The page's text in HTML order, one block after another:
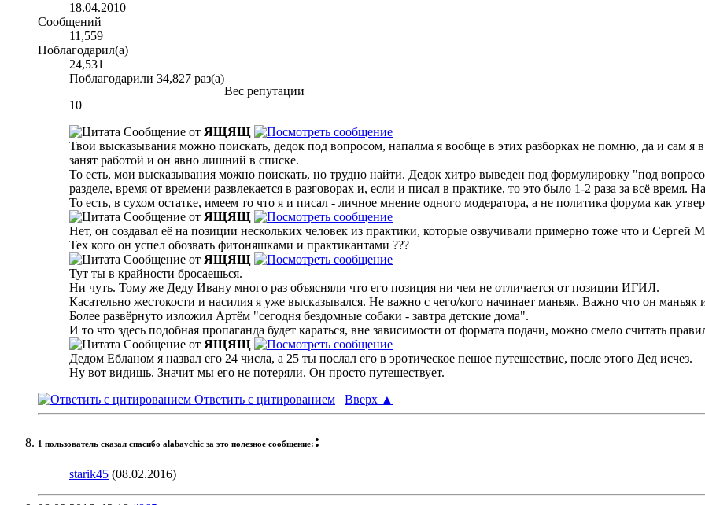
18.04.2010
Сообщений
11,559
Поблагодарил(а)
24,531
Поблагодарили 34,827 раз(а)
Вес репутации
10
Сообщение от ЯЩЯЩ
Твои высказывания можно поискать, дедок под вопросом, напалма я вообще в этих разборках не помню, да и сам я
занят работой и он явно лишний в списке.
То есть, мои высказывания можно поискать, но трудно найти. Дедок хитро выведен под формулировку "под
разделе, время от времени развлекается в разговорах и, если и писал в практике, то это было 1-2 раза за всё время.
То есть, в сухом остатке, имеем то что я и писал - личное мнение одного модератора, а не политика форума как
Сообщение от ЯЩЯЩ
Нет, он создавал её на позиции нескольких человек из практики, которые озвучивали примерно тоже что и Сергей
Тех кого он успел обозвать фитоняшками и практикантами ???
Сообщение от ЯЩЯЩ
Тут ты в крайности бросаешься.
Ни чуть. Тому же Деду Ивану много раз объясняли что его позиция ни чем не отличается от позиции ИГИЛ.
Касательно жестокости и насилия я уже высказывался. Не важно с чего/кого начинает маньяк. Важно что он маньяк
Более развёрнуто изложил Артём "сегодня бездомные собаки - завтра детские дома".
И то что здесь подобная пропаганда будет караться, вне зависимости от формата подачи, можно смело считать
Сообщение от ЯЩЯЩ
Дедом Ебланом я назвал его 24 числа, а 25 ты послал его в эротическое пешое путешествие, после этого Дед исчез.
Ну вот видишь. Значит мы его не потеряли. Он просто путешествует.
Ответить с цитированием
Вверх ▲
1 пользователь сказал cпасибо alabaychic за это полезное сообщение: :
starik45 (08.02.2016)